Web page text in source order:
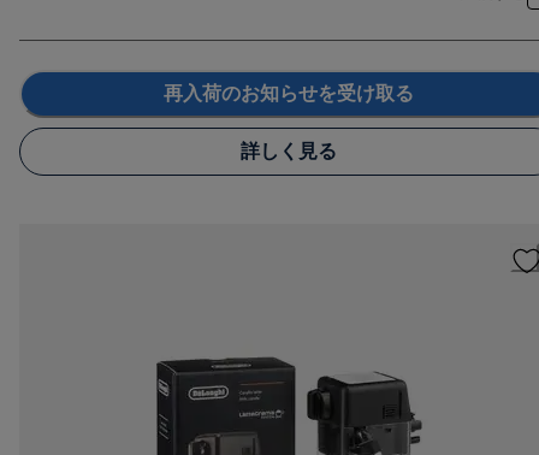
再入荷のお知らせを受け取る
詳しく見る